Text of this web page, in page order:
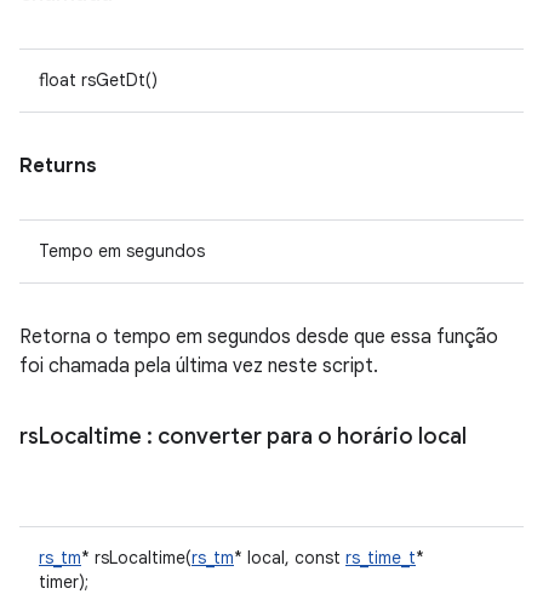
float rsGetDt()
Returns
Tempo em segundos
Retorna o tempo em segundos desde que essa função
foi chamada pela última vez neste script.
rsLocaltime : converter para o horário local
rs_tm* rsLocaltime(rs_tm* local, const rs_time_t*
timer);